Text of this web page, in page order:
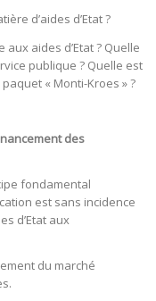
d’aides d’Etat ?
aides d’Etat ? Quelle
publique ? Quelle est
« Monti-Kroes » ?
des
fondamental
est sans incidence
d’Etat aux
du marché